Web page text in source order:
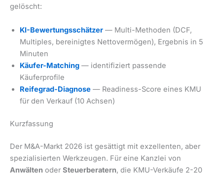
gelöscht:
KI-Bewertungsschätzer — Multi-Methoden (DCF,
Multiples, bereinigtes Nettovermögen), Ergebnis in 5
Minuten
Käufer-Matching — identifiziert passende
Käuferprofile
Reifegrad-Diagnose — Readiness-Score eines KMU
für den Verkauf (10 Achsen)
Kurzfassung
Der M&A-Markt 2026 ist gesättigt mit exzellenten, aber
spezialisierten Werkzeugen. Für eine Kanzlei von
Anwälten oder Steuerberatern, die KMU-Verkäufe 2-20